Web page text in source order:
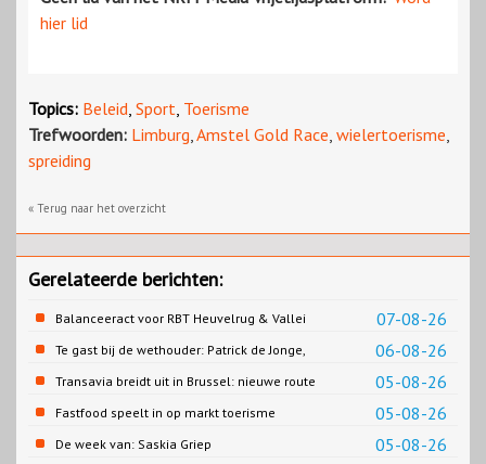
hier lid
Topics: Beleid, Sport, Toerisme
Trefwoorden: Limburg,Amstel Gold Race, wielertoerisme,
spreiding
« Terug naar het overzicht
Gerelateerde berichten:
07-08-26
Balanceeract voor RBT Heuvelrug & Vallei
06-08-26
Te gast bij de wethouder: Patrick de Jonge,
Gemeente Emmen
05-08-26
Transavia breidt uit in Brussel: nieuwe route
naar Porto
05-08-26
Fastfood speelt in op markt toerisme
05-08-26
De week van: Saskia Griep